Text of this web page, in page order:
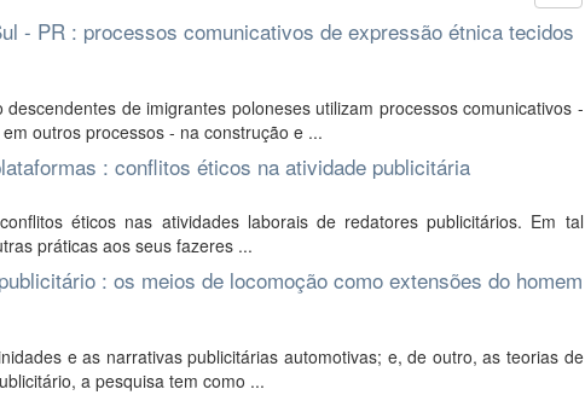
- PR : processos comunicativos de expressão étnica tecidos
de imigrantes poloneses utilizam processos comunicativos -
outros processos - na construção e ...
: conflitos éticos na atividade publicitária
éticos nas atividades laborais de redatores publicitários. Em tal
práticas aos seus fazeres ...
: os meios de locomoção como extensões do homem
e as narrativas publicitárias automotivas; e, de outro, as teorias de
a pesquisa tem como ...